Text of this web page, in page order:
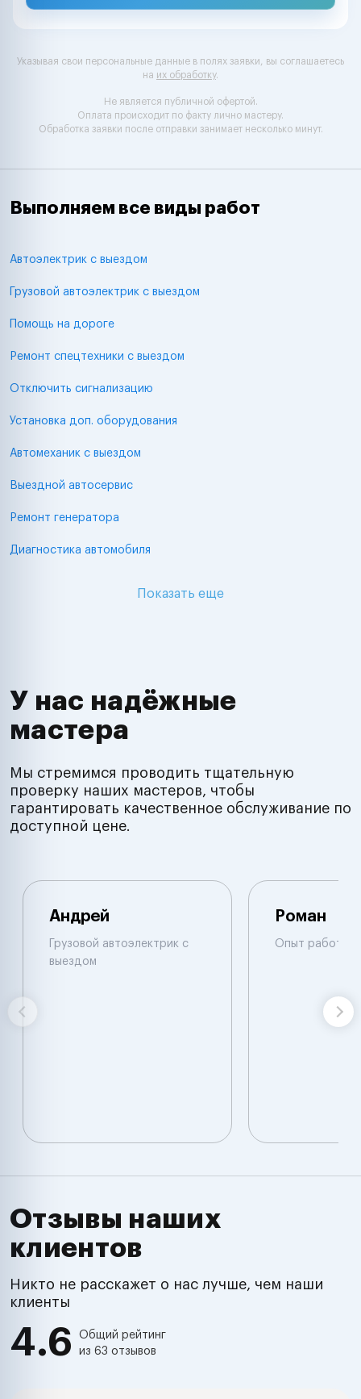
Указывая свои персональные данные в полях заявки, вы соглашаетесь
на их обработку.
Не является публичной офертой.
Оплата происходит по факту лично мастеру.
Обработка заявки после отправки занимает несколько минут.
Выполняем все виды работ
Автоэлектрик с выездом
Грузовой автоэлектрик с выездом
Помощь на дороге
Ремонт спецтехники с выездом
Отключить сигнализацию
Установка доп. оборудования
Автомеханик с выездом
Выездной автосервис
Ремонт генератора
Диагностика автомобиля
Показать еще
У нас надёжные
мастера
Мы стремимся проводить тщательную
проверку наших мастеров, чтобы
гарантировать качественное обслуживание по
доступной цене.
Андрей
Грузовой автоэлектрик с
выездом
Роман
Опыт работы
Отзывы наших
клиентов
Никто не расскажет о нас лучше, чем наши
клиенты
4.6
Общий рейтинг
из 63 отзывов